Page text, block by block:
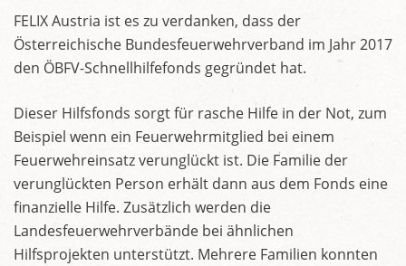
FELIX Austria ist es zu verdanken, dass der
Österreichische Bundesfeuerwehrverband im Jahr 2017
den ÖBFV-Schnellhilfefonds gegründet hat.
Dieser Hilfsfonds sorgt für rasche Hilfe in der Not, zum
Beispiel wenn ein Feuerwehrmitglied bei einem
Feuerwehreinsatz verunglückt ist. Die Familie der
verunglückten Person erhält dann aus dem Fonds eine
finanzielle Hilfe. Zusätzlich werden die
Landesfeuerwehrverbände bei ähnlichen
Hilfsprojekten unterstützt. Mehrere Familien konnten